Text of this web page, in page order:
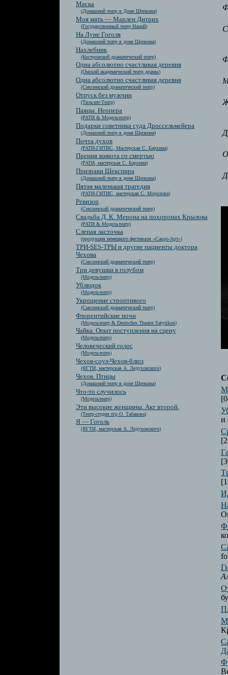
Маска
(Домашний театр в Доме Щепкина)
Моя мать — Марлен Дитрих
(Государственный театр Наций)
На Луне Гоголя
(Домашний театр в доме Щепкина)
Нахлебник
(Костромской драматический театр)
Одна абсолютно счастливая деревня
(Омский академический театр драмы)
Одна абсолютно счастливая деревня
(Смоленский драматический театр)
Отпуск без мужчин
(Тильзит-Театр)
Паяцы. Неопера
(РАТИ & Модельтеатр)
Подарки советника суда Дроссельмейера
(Домашний театр в доме Щепкина)
Почта духов
(РАТИ-ГИТИС, Мастерская С. Бархина)
Прения живота со смертью
(РАТИ, мастерская С. Бархина)
Призраки Шекспира
(Домашний театр в доме Щепкина)
Пятая маленькая трагедия
(РАТИ-ГИТИС, мастерская С. Морозова)
Ревизор
(Смоленский драматический театр)
Свадьба Д. К. Мерона на похоронах Крылова
(РАТИ & Модельтеатр)
Слепая ласточка
(продукция немецкого фестиваля «Сакро-Арт»)
ТРИ-SES-ТРЫ и другие пациенты доктора
Чехова
(Смоленский драматический театр)
Три девушки в голубом
(Модельтеатр)
Ублюдок
(Модельтеатр)
Укрощение строптивого
(Смоленский драматический театр)
Флорентийские ночи
(Модельтеатр & Deutsches Theater Satyrikon)
Чайка. Опыт поступления на сцену
(Модельтеатр)
Человеческий голос
(Модельтеатр)
Чехов-соул-Чехов-блюз
(ЯГТИ, мастерская А. Ледуховского)
Чехов. Птицы
(Домашний театр в доме Щепкина)
Что-то случилось
(Модельтеатр)
Эти высокие женщины. Акт второй.
(Театр-студия п/р О. Табакова)
Я — Гоголь
(ЯГТИ, мастерская А. Ледуховского)
и